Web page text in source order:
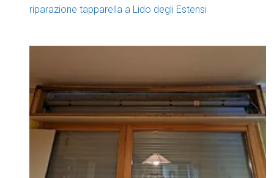
riparazione tapparella a Lido degli Estensi